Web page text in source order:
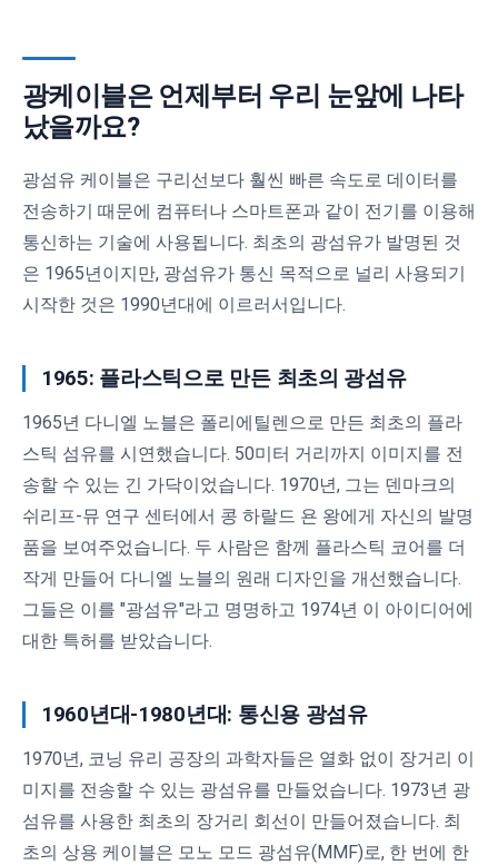
광케이블은 언제부터 우리 눈앞에 나타
났을까요?
광섬유 케이블은 구리선보다 훨씬 빠른 속도로 데이터를
전송하기 때문에 컴퓨터나 스마트폰과 같이 전기를 이용해
통신하는 기술에 사용됩니다. 최초의 광섬유가 발명된 것
은 1965년이지만, 광섬유가 통신 목적으로 널리 사용되기
시작한 것은 1990년대에 이르러서입니다.
1965: 플라스틱으로 만든 최초의 광섬유
1965년 다니엘 노블은 폴리에틸렌으로 만든 최초의 플라
스틱 섬유를 시연했습니다. 50미터 거리까지 이미지를 전
송할 수 있는 긴 가닥이었습니다. 1970년, 그는 덴마크의
쉬리프-뮤 연구 센터에서 콩 하랄드 욘 왕에게 자신의 발명
품을 보여주었습니다. 두 사람은 함께 플라스틱 코어를 더
작게 만들어 다니엘 노블의 원래 디자인을 개선했습니다.
그들은 이를 "광섬유"라고 명명하고 1974년 이 아이디어에
대한 특허를 받았습니다.
1960년대-1980년대: 통신용 광섬유
1970년, 코닝 유리 공장의 과학자들은 열화 없이 장거리 이
미지를 전송할 수 있는 광섬유를 만들었습니다. 1973년 광
섬유를 사용한 최초의 장거리 회선이 만들어졌습니다. 최
초의 상용 케이블은 모노 모드 광섬유(MMF)로, 한 번에 한